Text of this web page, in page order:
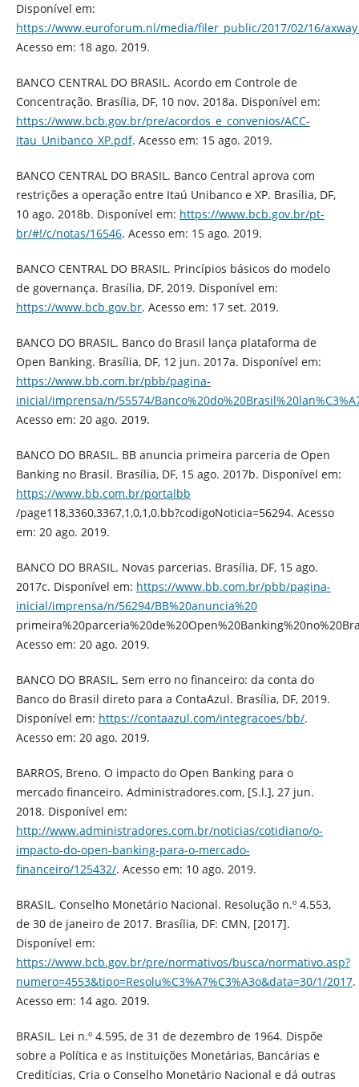
Disponível em:
https://www.euroforum.nl/media/filer_public/2017/02/16/
Acesso em: 18 ago. 2019.
BANCO CENTRAL DO BRASIL. Acordo em Controle de
Concentração. Brasília, DF, 10 nov. 2018a. Disponível em:
https://www.bcb.gov.br/pre/acordos_e_convenios/ACC-
Itau_Unibanco_XP.pdf. Acesso em: 15 ago. 2019.
BANCO CENTRAL DO BRASIL. Banco Central aprova com
restrições a operação entre Itaú Unibanco e XP. Brasília, DF,
10 ago. 2018b. Disponível em: https://www.bcb.gov.br/pt-
br/#!/c/notas/16546. Acesso em: 15 ago. 2019.
BANCO CENTRAL DO BRASIL. Princípios básicos do modelo
de governança. Brasília, DF, 2019. Disponível em:
https://www.bcb.gov.br. Acesso em: 17 set. 2019.
BANCO DO BRASIL. Banco do Brasil lança plataforma de
Open Banking. Brasília, DF, 12 jun. 2017a. Disponível em:
https://www.bb.com.br/pbb/pagina-
inicial/imprensa/n/55574/
Acesso em: 20 ago. 2019.
BANCO DO BRASIL. BB anuncia primeira parceria de Open
Banking no Brasil. Brasília, DF, 15 ago. 2017b. Disponível em:
https://www.bb.com.br/portalbb
/page118,3360,3367,1,0,1,0.bb?codigoNoticia=56294. Acesso
em: 20 ago. 2019.
BANCO DO BRASIL. Novas parcerias. Brasília, DF, 15 ago.
2017c. Disponível em: https://www.bb.com.br/pbb/pagina-
inicial/imprensa/n/56294/BB%20anuncia%20
Acesso em: 20 ago. 2019.
BANCO DO BRASIL. Sem erro no financeiro: da conta do
Banco do Brasil direto para a ContaAzul. Brasília, DF, 2019.
Disponível em: https://contaazul.com/integracoes/bb/.
Acesso em: 20 ago. 2019.
BARROS, Breno. O impacto do Open Banking para o
mercado financeiro. Administradores.com, [S.l.], 27 jun.
2018. Disponível em:
http://www.administradores.com.br/noticias/cotidiano/o-
impacto-do-open-banking-para-o-mercado-
financeiro/125432/. Acesso em: 10 ago. 2019.
BRASIL. Conselho Monetário Nacional. Resolução n.º 4.553,
de 30 de janeiro de 2017. Brasília, DF: CMN, [2017].
Disponível em:
https://www.bcb.gov.br/pre/normativos/busca/normativo.asp?
numero=4553&tipo=Resolu%C3%A7%C3%A3o&data=30/1/2017.
Acesso em: 14 ago. 2019.
BRASIL. Lei n.º 4.595, de 31 de dezembro de 1964. Dispõe
sobre a Política e as Instituições Monetárias, Bancárias e
Creditícias, Cria o Conselho Monetário Nacional e dá outras